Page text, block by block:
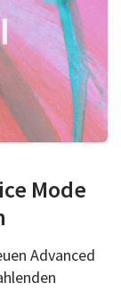
Mode
Advanced